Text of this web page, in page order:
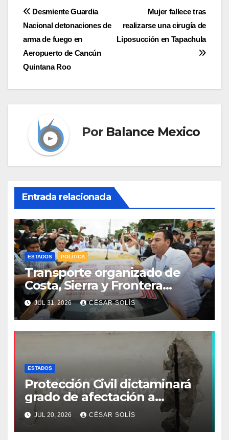
Navegación
de
entradas
Mujer fallece tras
realizarse una cirugía de
Liposucción en Tapachula
Desmiente Guardia
Nacional detonaciones de
arma de fuego en
Aeropuerto de Cancún
Quintana Roo
Por Balance Mexico
Entrada relacionada
ESTADOS POLÍTICA
Transporte organizado de
Costa, Sierra y Frontera
asume compromiso estatal
de la estrategia de respeto a
la mujer
JUL 31, 2026 CÉSAR SOLÍS
ESTADOS
Protección Civil dictaminará
grado de afectación a
escuelas por sismo de 7.4
grados
JUL 20, 2026 CÉSAR SOLÍS